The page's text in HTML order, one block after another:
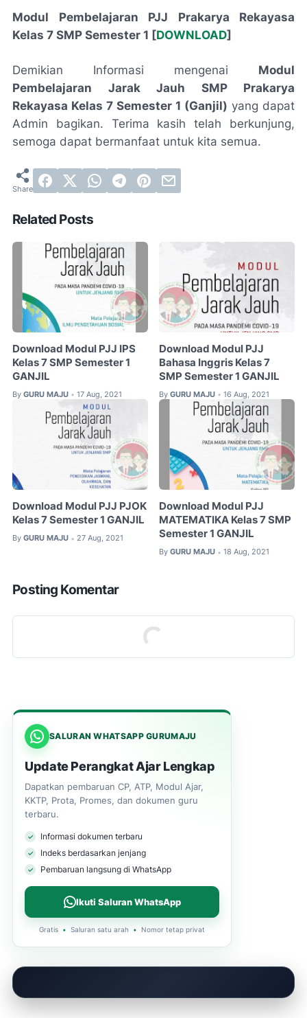
Modul Pembelajaran PJJ Prakarya Rekayasa
Kelas 7 SMP Semester 1 [DOWNLOAD]
Demikian Informasi mengenai Modul
Pembelajaran Jarak Jauh SMP Prakarya
Rekayasa Kelas 7 Semester 1 (Ganjil) yang dapat
Admin bagikan. Terima kasih telah berkunjung,
semoga dapat bermanfaat untuk kita semua.
Related Posts
Download Modul PJJ IPS
Kelas 7 SMP Semester 1
GANJIL
By GURU MAJU • 17 Aug, 2021
Download Modul PJJ
Bahasa Inggris Kelas 7
SMP Semester 1 GANJIL
By GURU MAJU • 16 Aug, 2021
Download Modul PJJ PJOK
Kelas 7 Semester 1 GANJIL
By GURU MAJU • 27 Aug, 2021
Download Modul PJJ
MATEMATIKA Kelas 7 SMP
Semester 1 GANJIL
By GURU MAJU • 18 Aug, 2021
Posting Komentar
SALURAN WHATSAPP GURUMAJU
Update Perangkat Ajar Lengkap
Dapatkan pembaruan CP, ATP, Modul Ajar,
KKTP, Prota, Promes, dan dokumen guru
terbaru.
Informasi dokumen terbaru
Indeks berdasarkan jenjang
Pembaruan langsung di WhatsApp
Ikuti Saluran WhatsApp
Gratis • Saluran satu arah • Nomor tetap privat